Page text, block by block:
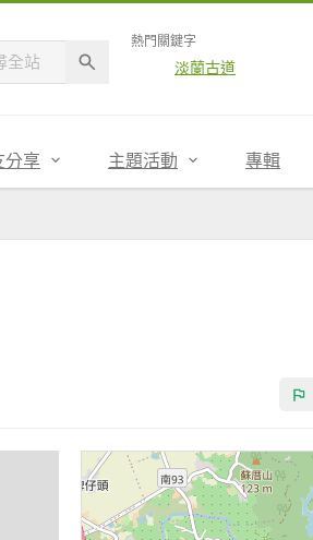
熱門關鍵字
淡蘭古道
分享 主題活動 專輯